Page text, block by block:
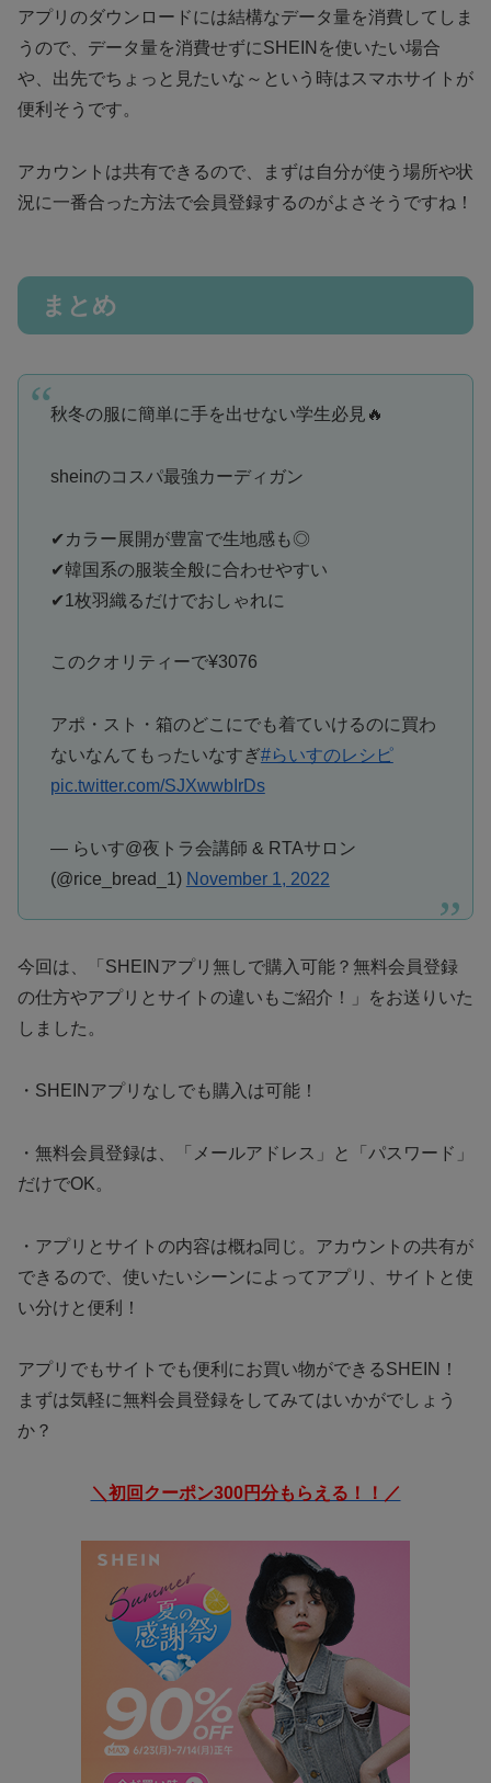
アプリのダウンロードには結構なデータ量を消費してしま
うので、データ量を消費せずにSHEINを使いたい場合
や、出先でちょっと見たいな～という時はスマホサイトが
便利そうです。
アカウントは共有できるので、まずは自分が使う場所や状
況に一番合った方法で会員登録するのがよさそうですね！
まとめ
秋冬の服に簡単に手を出せない学生必見🔥
sheinのコスパ最強カーディガン
✔︎カラー展開が豊富で生地感も◎
✔︎韓国系の服装全般に合わせやすい
✔︎1枚羽織るだけでおしゃれに
このクオリティーで¥3076
アポ・スト・箱のどこにでも着ていけるのに買わ
ないなんてもったいなすぎ#らいすのレシピ
pic.twitter.com/SJXwwbIrDs
— らいす@夜トラ会講師 & RTAサロン
(@rice_bread_1) November 1, 2022
今回は、「 SHEINアプリ無しで購入可能？無料会員登録
の仕方やアプリとサイトの違いもご紹介！」をお送りいた
しました。
・SHEINアプリなしでも購入は可能！
・無料会員登録は、「メールアドレス」と「パスワード」
だけでOK。
・アプリとサイトの内容は概ね同じ。アカウントの共有が
できるので、使いたいシーンによってアプリ、サイトと使
い分けと便利！
アプリでもサイトでも便利にお買い物ができるSHEIN！
まずは気軽に無料会員登録をしてみてはいかがでしょう
か？
＼初回クーポン300円分もらえる！！／